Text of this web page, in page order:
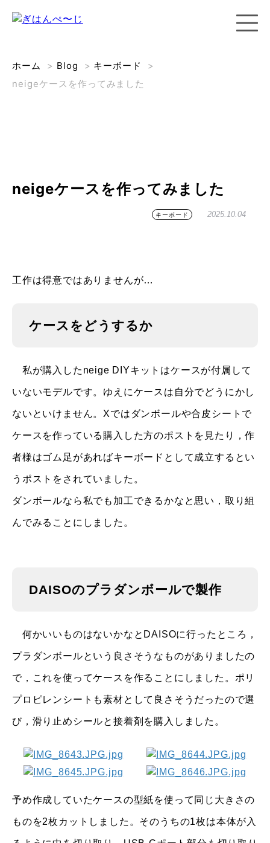
ホーム > Blog > キーボード
>
neigeケースを作ってみました
neigeケースを作ってみました
キーボード 2025.10.04
工作は得意ではありませんが…
ケースをどうするか
私が購入したneige DIYキットはケースが付属して
いないモデルです。ゆえにケースは自分でどうにかし
ないといけません。Xではダンボールや合皮シートで
ケースを作っている購入した方のポストを見たり，作
者様はゴム足があればキーボードとして成立するとい
うポストをされていました。
ダンボールなら私でも加工できるかなと思い，取り組
んでみることにしました。
DAISOのプラダンボールで製作
何かいいものはないかなとDAISOに行ったところ，
プラダンボールという良さそうなものがありましたの
で，これを使ってケースを作ることにしました。ポリ
プロピレンシートも素材として良さそうだったので選
び，滑り止めシールと接着剤を購入しました。
予め作成していたケースの型紙を使って同じ大きさの
ものを2枚カットしました。そのうちの1枚は本体が入